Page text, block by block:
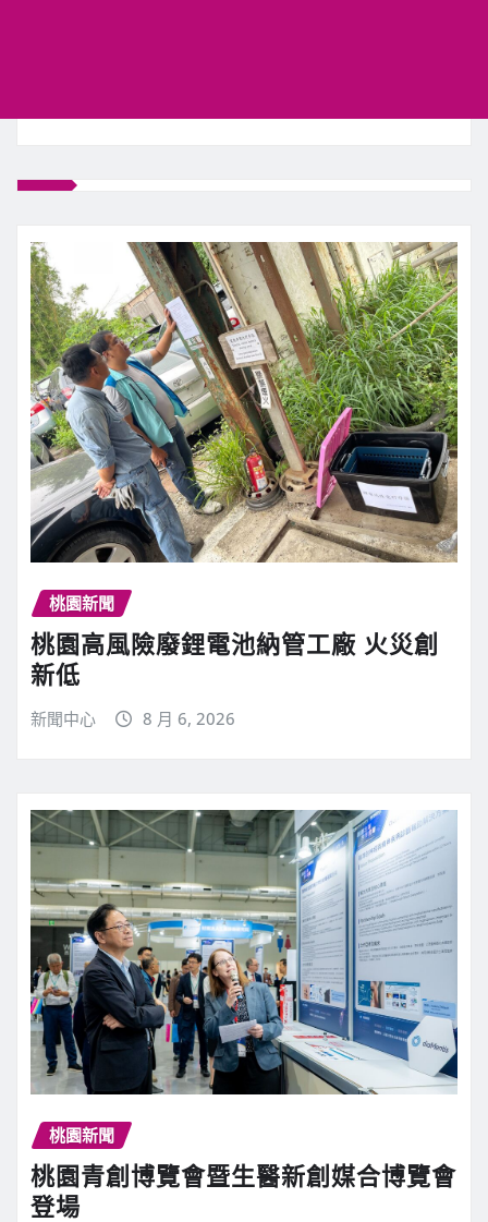
桃園新聞
桃園高風險廢鋰電池納管工廠 火災創
新低
新聞中心 8 月 6, 2026
桃園新聞
桃園青創博覽會暨生醫新創媒合博覽會
登場